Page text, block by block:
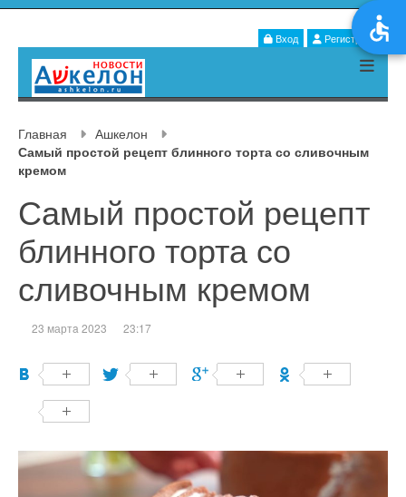
Вход Регистрация
Главная
Ашкелон
Самый простой рецепт блинного торта со сливочным
кремом
Самый простой рецепт
блинного торта со
сливочным кремом
23 мартa 2023 23:17